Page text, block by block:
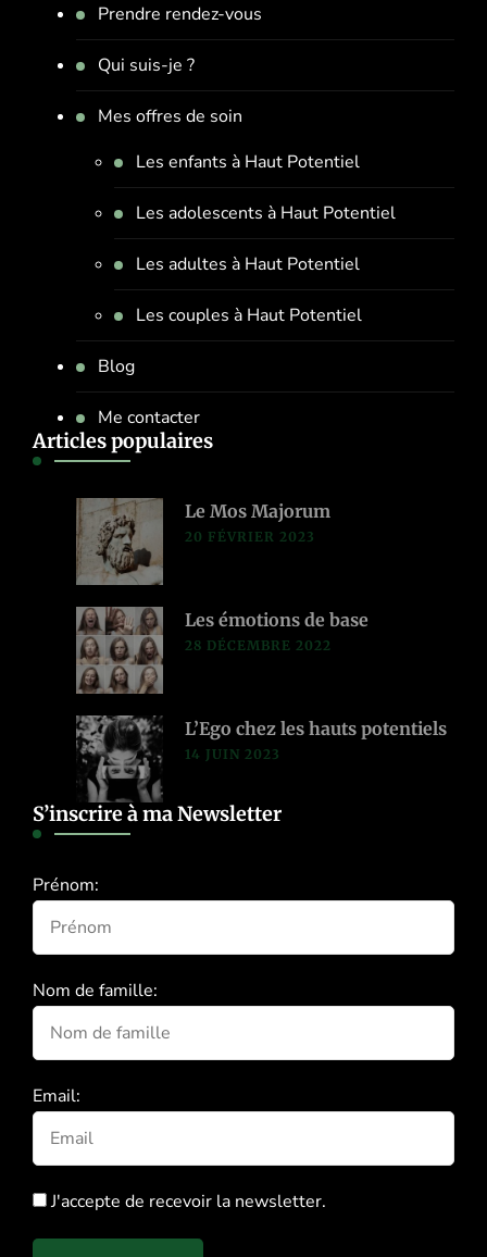
Prendre rendez-vous
Qui suis-je ?
Mes offres de soin
Les enfants à Haut Potentiel
Les adolescents à Haut Potentiel
Les adultes à Haut Potentiel
Les couples à Haut Potentiel
Blog
Me contacter
Articles populaires
Le Mos Majorum
20 FÉVRIER 2023
Les émotions de base
28 DÉCEMBRE 2022
L’Ego chez les hauts potentiels
14 JUIN 2023
S’inscrire à ma Newsletter
Prénom:
Nom de famille:
Email:
J'accepte de recevoir la newsletter.